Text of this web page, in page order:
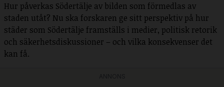
Hur påverkas Södertälje av bilden som förmedlas av
staden utåt? Nu ska forskaren ge sitt perspektiv på hur
städer som Södertälje framställs i medier, politisk retorik
och säkerhetsdiskussioner – och vilka konsekvenser det
kan få.